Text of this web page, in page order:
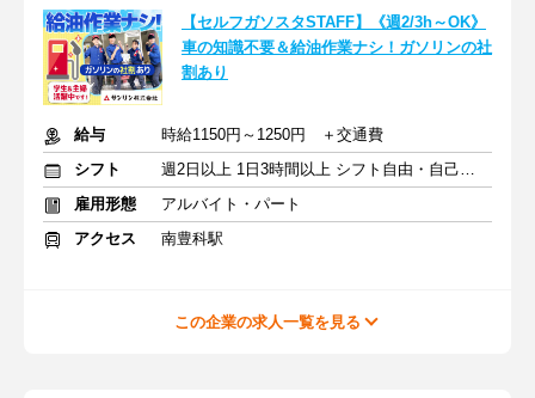
【セルフガソスタSTAFF】《週2/3h～OK》
車の知識不要＆給油作業ナシ！ガソリンの社
割あり
給与
時給1150円～1250円 ＋交通費
シフト
週2日以上 1日3時間以上 シフト自由・自己申告
雇用形態
アルバイト・パート
アクセス
南豊科駅
この企業の求人一覧を見る